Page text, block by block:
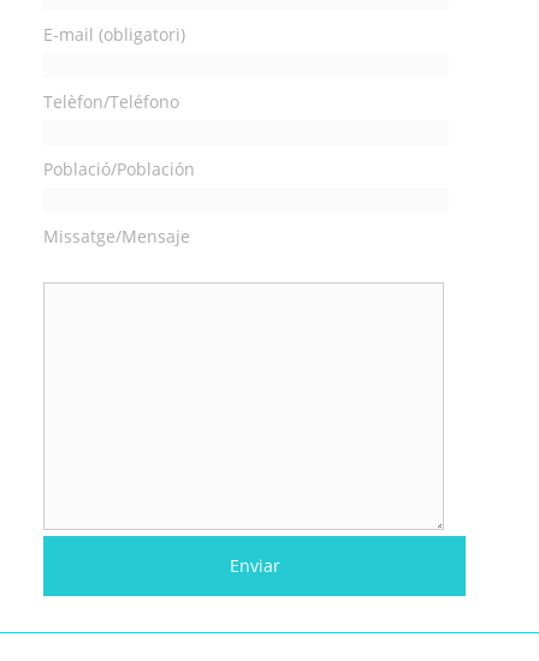
E-mail (obligatori)
Telèfon/Teléfono
Població/Población
Missatge/Mensaje